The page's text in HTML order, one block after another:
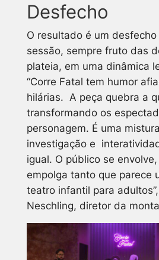
Desfecho
O resultado é um
sessão, sempre fruto das
plateia, em uma dinâmica
“Corre Fatal tem humor
hilárias. A peça quebra a
transformando os
personagem. É uma
investigação e
igual. O público se
empolga tanto que parece
teatro infantil para
Neschling, diretor da